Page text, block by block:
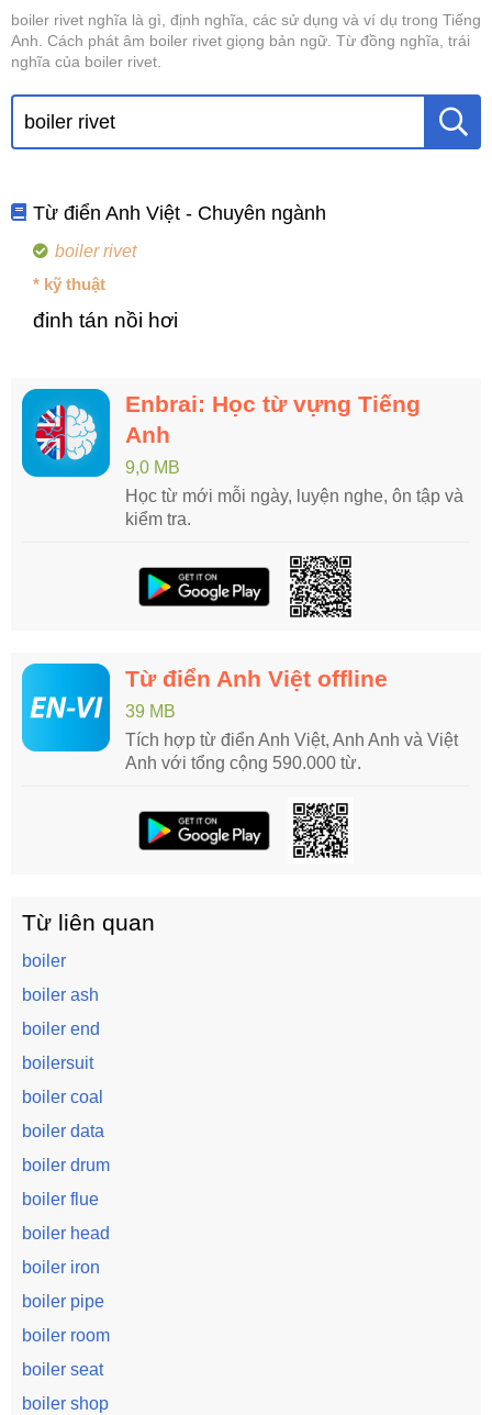
boiler rivet nghĩa là gì, định nghĩa, các sử dụng và ví dụ trong Tiếng
Anh. Cách phát âm boiler rivet giọng bản ngữ. Từ đồng nghĩa, trái
nghĩa của boiler rivet.
Từ điển Anh Việt - Chuyên ngành
boiler rivet
* kỹ thuật
đinh tán nồi hơi
Enbrai: Học từ vựng Tiếng
Anh
9,0 MB
Học từ mới mỗi ngày, luyện nghe, ôn tập và
kiểm tra.
Từ điển Anh Việt offline
39 MB
Tích hợp từ điển Anh Việt, Anh Anh và Việt
Anh với tổng cộng 590.000 từ.
Từ liên quan
boiler
boiler ash
boiler end
boilersuit
boiler coal
boiler data
boiler drum
boiler flue
boiler head
boiler iron
boiler pipe
boiler room
boiler seat
boiler shop